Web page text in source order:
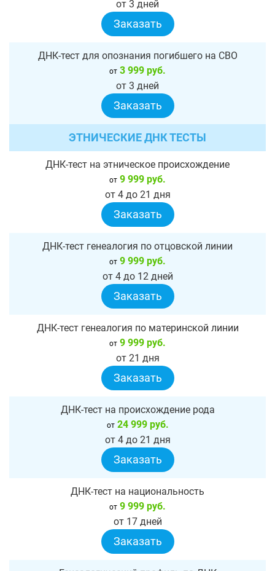
от 3 дней
Заказать
ДНК-тест для опознания погибшего на СВО
от 3 999 руб.
от 3 дней
Заказать
ЭТНИЧЕСКИЕ ДНК ТЕСТЫ
ДНК-тест на этническое происхождение
от 9 999 руб.
от 4 до 21 дня
Заказать
ДНК-тест генеалогия по отцовской линии
от 9 999 руб.
от 4 до 12 дней
Заказать
ДНК-тест генеалогия по материнской линии
от 9 999 руб.
от 21 дня
Заказать
ДНК-тест на происхождение рода
от24 999 руб.
от 4 до 21 дня
Заказать
ДНК-тест на национальность
от 9 999 руб.
от 17 дней
Заказать